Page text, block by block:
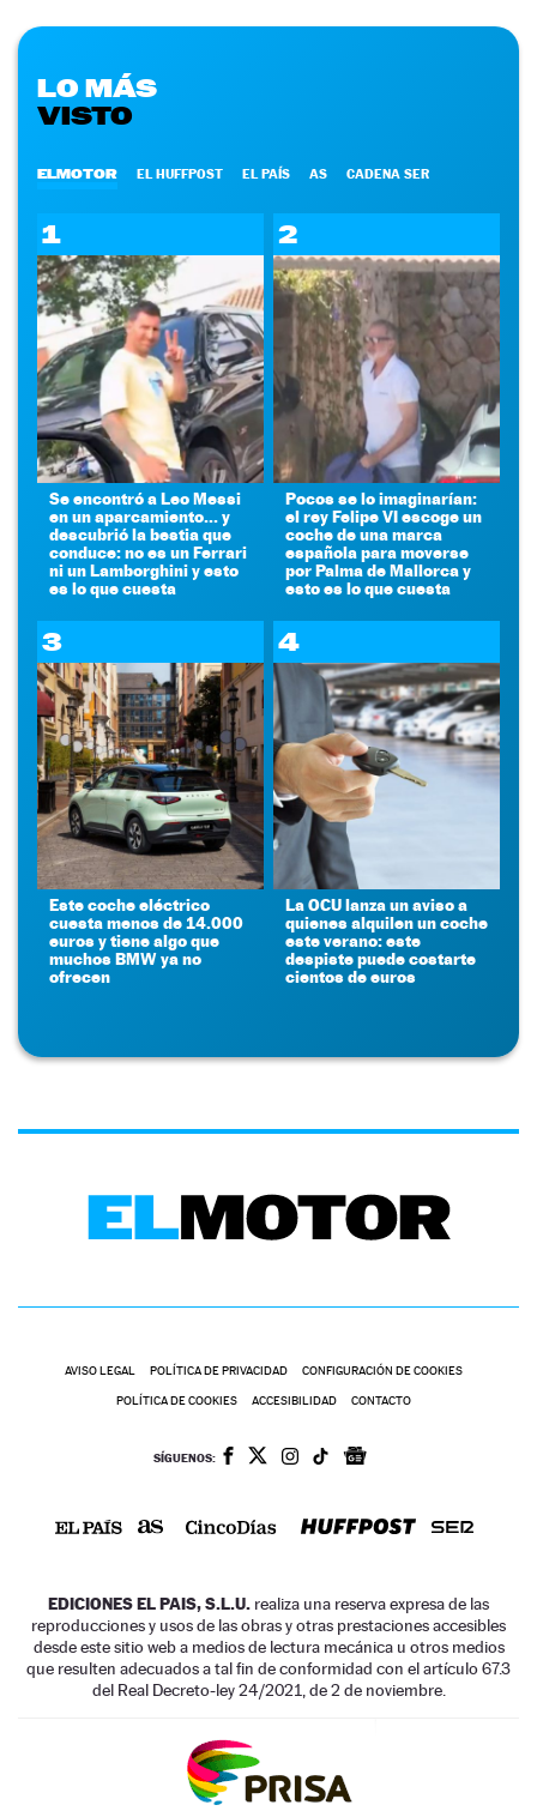
LO MÁS
VISTO
ELMOTOR EL HUFFPOST EL PAÍS AS CADENA SER
1
Se encontró a Leo Messi
en un aparcamiento... y
descubrió la bestia que
conduce: no es un Ferrari
ni un Lamborghini y esto
es lo que cuesta
2
Pocos se lo imaginarían:
el rey Felipe VI escoge un
coche de una marca
española para moverse
por Palma de Mallorca y
esto es lo que cuesta
3
Este coche eléctrico
cuesta menos de 14.000
euros y tiene algo que
muchos BMW ya no
ofrecen
4
La OCU lanza un aviso a
quienes alquilen un coche
este verano: este
despiste puede costarte
cientos de euros
AVISO LEGAL POLÍTICA DE PRIVACIDAD CONFIGURACIÓN DE COOKIES
POLÍTICA DE COOKIES ACCESIBILIDAD CONTACTO
SÍGUENOS:
EDICIONES EL PAIS, S.L.U. realiza una reserva expresa de las
reproducciones y usos de las obras y otras prestaciones accesibles
desde este sitio web a medios de lectura mecánica u otros medios
que resulten adecuados a tal fin de conformidad con el artículo 67.3
del Real Decreto-ley 24/2021, de 2 de noviembre.